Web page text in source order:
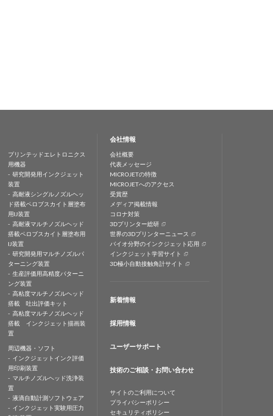
プリンテッドエレトロニクス
用機器
研究開発用インクジェット
装置
高耐液シングルノズルヘッ
ド搭載ペロブスカイト層塗布
用IJ装置
高耐液マルチノズルヘッド
搭載ペロブスカイト層塗布用
IJ装置
研究開発用マルチノズルパ
ターニング装置
生産評価用高精度パターニ
ング装置
高粘度マルチノズルヘッド
搭載 吐出評価キット
高粘度マルチノズルヘッド
搭載 インクジェット描画装
置
周辺機器・ソフト
インクジェットインク評価
用印刷装置
マルチノズルヘッド洗浄装
置
液滴自動計測ソフトウェア
インクジェット実験用圧力
会社情報
会社概要
代表メッセージ
MICROJETの特徴
MICROJETへのアクセス
受賞歴
メディア掲載情報
コロナ対策
3Dプリンター総研
世界の3Dプリンターニュース
バイオ分野のインクジェット応用
インクジェット学習サイト
3D極小自動接触角計サイト
新着情報
採用情報
ユーザーサポート
技術のご相談・お問い合わせ
サイトのご利用について
プライバシーポリシー
セキュリティポリシー